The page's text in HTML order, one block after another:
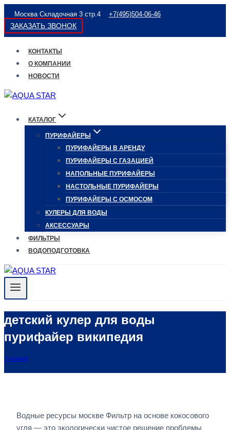
Перейти
к
содержимому
Москва Складочная 3 стр.4 +7(495)504-06-46
ЗАКАЗАТЬ ЗВОНОК
КОНТАКТЫ
О КОМПАНИИ
НОВОСТИ
КАТАЛОГ
ПУРИФАЙЕРЫ
ПУРИФАЙЕРЫ В АРЕНДУ
ПУРИФАЙЕРЫ С ГАЗАЦИЕЙ
НАПОЛЬНЫЕ ПУРИФАЙЕРЫ
НАСТОЛЬНЫЕ ПУРИФАЙЕРЫ
ПУРИФАЙЕРЫ С ОСМОСОМ
КУЛЕРЫ ДЛЯ ВОДЫ
АКСЕССУАРЫ
ФИЛЬТРЫ
ВОДОПОДГОТОВКА
детский кулер для воды
пурифайер википедия
ГЛАВНАЯ
Водные ресурсы москве Фильтр на основе кокосового
угля — это экологически чистое решение проблемы